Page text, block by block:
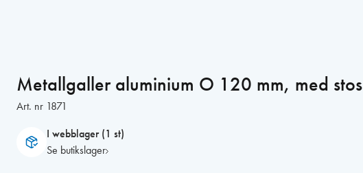
Metallgaller aluminium O 120 mm, med stos
Art. nr 1871
I webblager (1 st)
Se butikslager